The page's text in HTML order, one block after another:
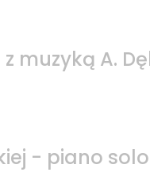
muzyką A.
- piano solo